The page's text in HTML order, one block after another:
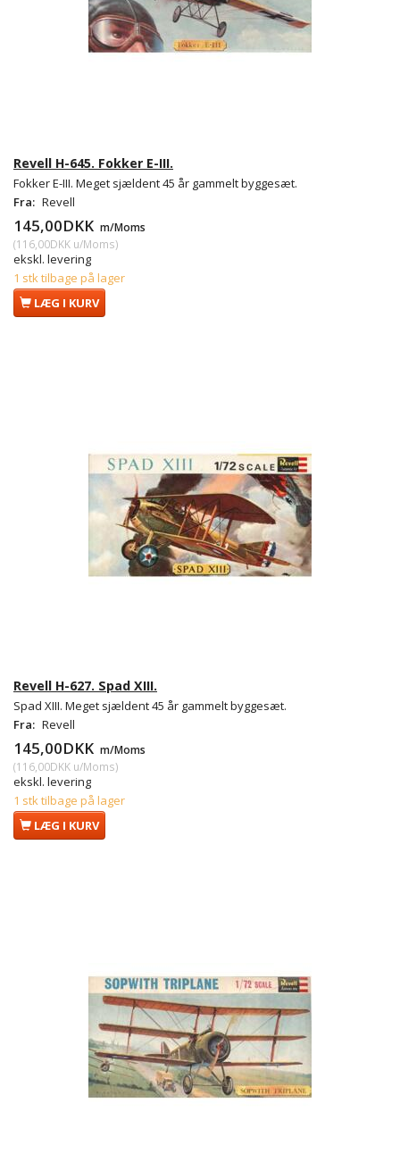
Revell H-645. Fokker E-III.
Fokker E-III. Meget sjældent 45 år gammelt byggesæt.
Fra: Revell
145,00DKK m/Moms
(116,00DKK u/Moms)
ekskl. levering
1 stk tilbage på lager
LÆG I KURV
Revell H-627. Spad XIII.
Spad XIII. Meget sjældent 45 år gammelt byggesæt.
Fra: Revell
145,00DKK m/Moms
(116,00DKK u/Moms)
ekskl. levering
1 stk tilbage på lager
LÆG I KURV